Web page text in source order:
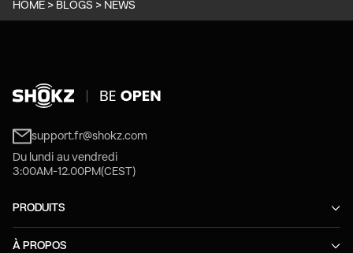
HOME > BLOGS > NEWS
support.fr@shokz.com
Du lundi au vendredi
3:00AM-12.00PM(CEST)
PRODUITS
À PROPOS